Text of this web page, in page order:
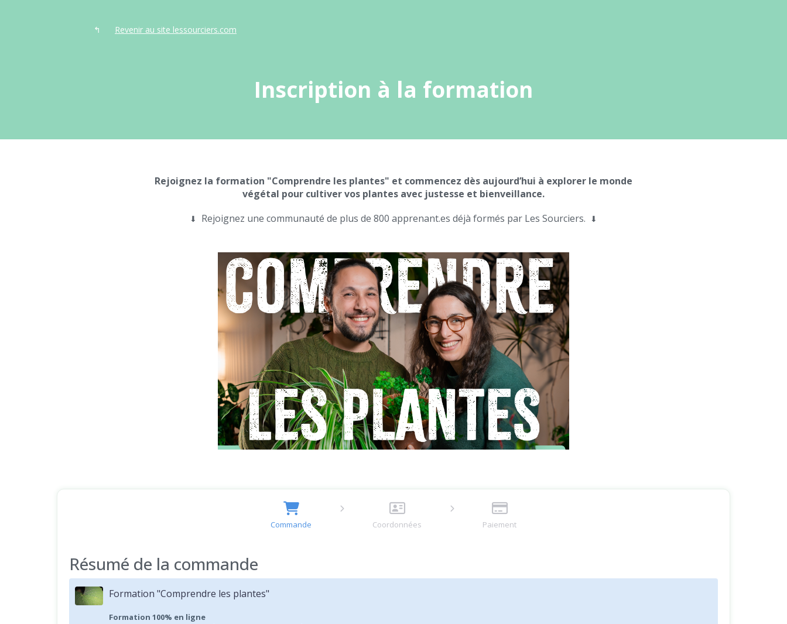
↰ Revenir au site lessourciers.com
Inscription à la formation
Rejoignez la formation "Comprendre les plantes" et commencez dès aujourd’hui à explorer le monde
végétal pour cultiver vos plantes avec justesse et bienveillance.
⬇︎ Rejoignez une communauté de plus de 800 apprenant.es déjà formés par Les Sourciers. ⬇︎
Commande Coordonnées Paiement
Résumé de la commande
Formation "Comprendre les plantes"
Formation 100% en ligne